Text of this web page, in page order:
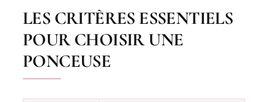
LES CRITÈRES ESSENTIELS
POUR CHOISIR UNE
PONCEUSE